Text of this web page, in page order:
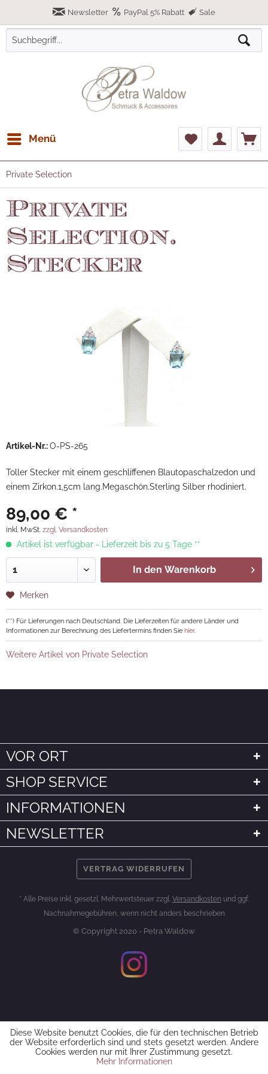
Newsletter PayPal 5% Rabatt Sale
Menü
Private Selection
Private
Selection.
Stecker
Artikel-Nr.:O-PS-265
Toller Stecker mit einem geschliffenen Blautopaschalzedon und
einem Zirkon.1,5cm lang.Megaschön.Sterling Silber rhodiniert.
89,00 € *
inkl. MwSt. zzgl. Versandkosten
Artikel ist verfügbar - Lieferzeit bis zu 5 Tage **
In den Warenkorb
Merken
(**) Für Lieferungen nach Deutschland. Die Lieferzeiten für andere Länder und
Informationen zur Berechnung des Liefertermins finden Sie hier.
Weitere Artikel von Private Selection
VOR ORT
SHOP SERVICE
INFORMATIONEN
NEWSLETTER
VERTRAG WIDERRUFEN
* Alle Preise inkl. gesetzl. Mehrwertsteuer zzgl. Versandkosten und ggf.
Nachnahmegebühren, wenn nicht anders beschrieben
© Copyright 2020 - Petra Waldow
Diese Website benutzt Cookies, die für den technischen Betrieb
der Website erforderlich sind und stets gesetzt werden. Andere
Cookies werden nur mit Ihrer Zustimmung gesetzt.
Mehr Informationen